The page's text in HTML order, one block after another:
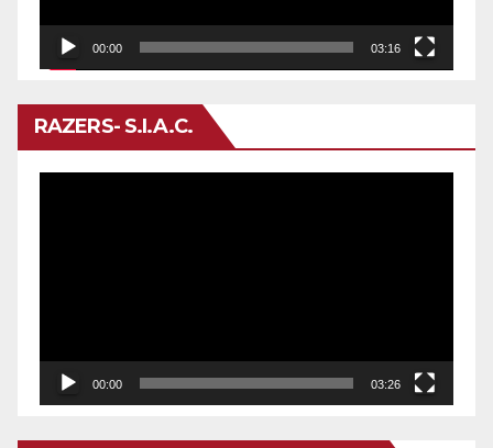
00:00 03:16
RAZERS- S.I.A.C.
00:00 03:26